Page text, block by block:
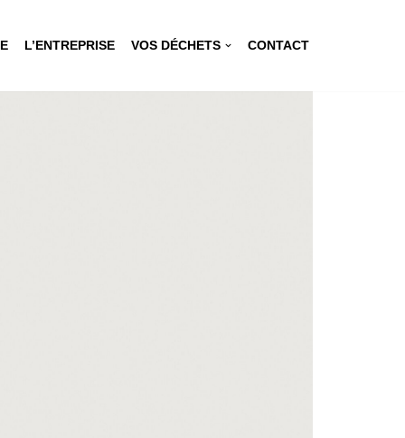
L’ENTREPRISE VOS DÉCHETS CONTACT